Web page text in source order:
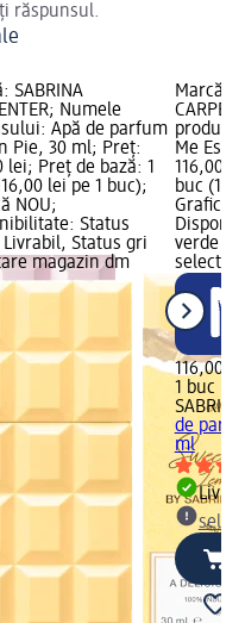
răspunsul.
SABRINA
Numele
Apă de parfum
Pie, 30 ml; Preț:
lei; Preț de bază: 1
lei pe 1 buc);
NOU;
Status
Livrabil, Status gri
magazin dm
Marcă:
Me
116,00
buc
Grafică
verde
116,00
1 buc
de
ml